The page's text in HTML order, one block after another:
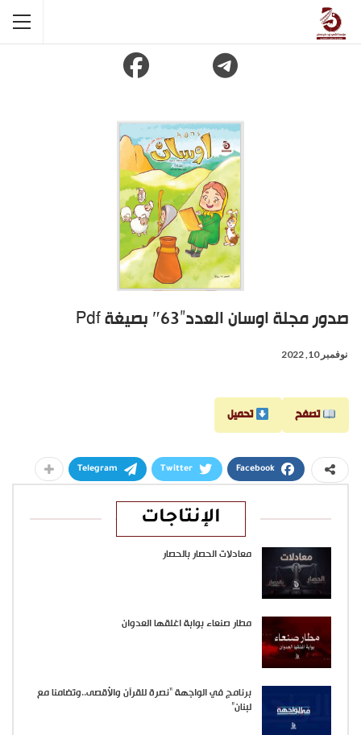
صدور مجلة اوسان العدد”63″ بصيغة Pdf
نوفمبر 10, 2022
تصفح تحميل
Facebook
Twitter
Telegram
الإنتاجات
معادلات الحصار بالحصار
مطار صنعاء بوابة اغلقها العدوان
برنامج في الواجهة “نصرة للقرآن والأقصى..وتضامنا مع
لبنان”